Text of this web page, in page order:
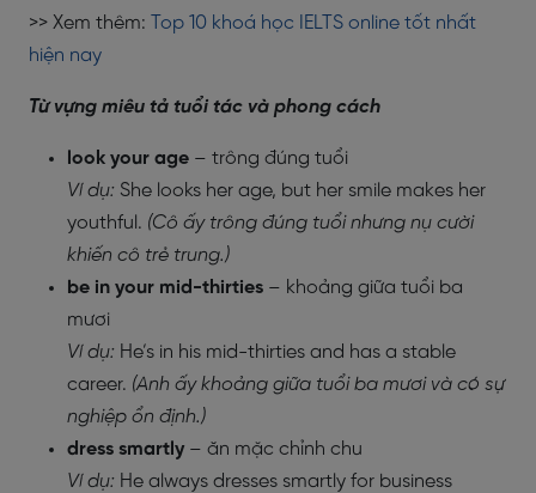
>> Xem thêm:
Top 10 khoá học IELTS online tốt nhất
hiện nay
Từ vựng miêu tả tuổi tác và phong cách
look your age – trông đúng tuổi
Ví dụ: She looks her age, but her smile makes her
youthful. (Cô ấy trông đúng tuổi nhưng nụ cười
khiến cô trẻ trung.)
be in your mid-thirties – khoảng giữa tuổi ba
mươi
Ví dụ: He’s in his mid-thirties and has a stable
career. (Anh ấy khoảng giữa tuổi ba mươi và có sự
nghiệp ổn định.)
dress smartly – ăn mặc chỉnh chu
Ví dụ: He always dresses smartly for business